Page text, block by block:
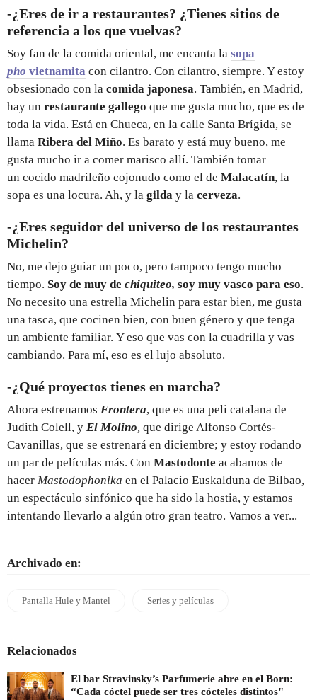
-¿Eres de ir a restaurantes? ¿Tienes sitios de
referencia a los que vuelvas?
Soy fan de la comida oriental, me encanta la sopa
pho vietnamita con cilantro. Con cilantro, siempre. Y estoy
obsesionado con la comida japonesa. También, en Madrid,
hay un restaurante gallego que me gusta mucho, que es de
toda la vida. Está en Chueca, en la calle Santa Brígida, se
llama Ribera del Miño. Es barato y está muy bueno, me
gusta mucho ir a comer marisco allí. También tomar
un cocido madrileño cojonudo como el de Malacatín, la
sopa es una locura. Ah, y la gilda y la cerveza.
-¿Eres seguidor del universo de los restaurantes
Michelin?
No, me dejo guiar un poco, pero tampoco tengo mucho
tiempo. Soy de muy de chiquiteo, soy muy vasco para eso.
No necesito una estrella Michelin para estar bien, me gusta
una tasca, que cocinen bien, con buen género y que tenga
un ambiente familiar. Y eso que vas con la cuadrilla y vas
cambiando. Para mí, eso es el lujo absoluto.
-¿Qué proyectos tienes en marcha?
Ahora estrenamos Frontera, que es una peli catalana de
Judith Colell, y El Molino que dirige Alfonso Cortés-
Cavanillas, que se estrenará en diciembre; y estoy rodando
un par de películas más. Con Mastodonte acabamos de
hacer Mastodophonika en el Palacio Euskalduna de Bilbao,
un espectáculo sinfónico que ha sido la hostia, y estamos
intentando llevarlo a algún otro gran teatro. Vamos a ver...
Archivado en:
Pantalla Hule y Mantel Series y películas
Relacionados
El bar Stravinsky’s Parfumerie abre en el Born:
“Cada cóctel puede ser tres cócteles distintos"